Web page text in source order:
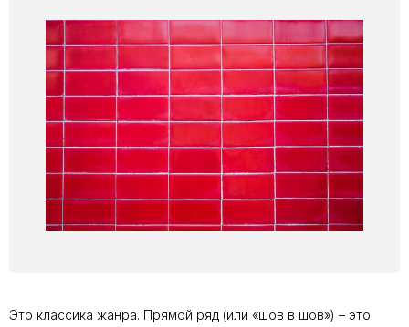
Это классика жанра. Прямой ряд (или «шов в шов») – это